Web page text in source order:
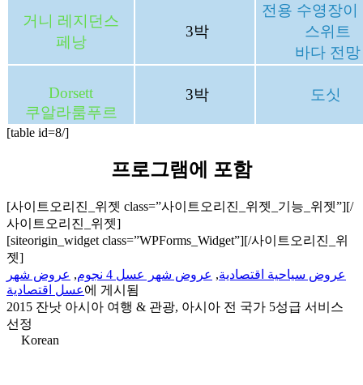
거니 레지던스
페낭
3박
전용 수영장이
스위트
바다 전망
Dorsett
쿠알라룸푸르
3박 도싯
[table id=8/]
프로그램에 포함
[사이트오리진_위젯 class=”사이트오리진_위젯_기능_위젯”][/
사이트오리진_위젯]
[siteorigin_widget class=”WPForms_Widget”][/사이트오리진_위
젯]
عروض سياحية اقتصادية, عروض شهر عسل 4 نجوم , عروض شهر
عسل اقتصادية에 게시됨
2015 잔낫 아시아 여행 & 관광, 아시아 전 국가 5성급 서비스
선정
Korean